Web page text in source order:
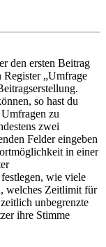
den ersten Beitrag
Register „Umfrage
so hast du
zu
zwei
Felder eingeben
in einer
wie viele
welches Zeitlimit für
unbegrenzte
ihre Stimme